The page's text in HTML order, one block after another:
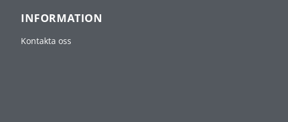
INFORMATION
Kontakta oss